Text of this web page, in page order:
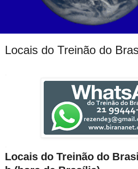
Locais do Treinão do
Locais do Treinão do